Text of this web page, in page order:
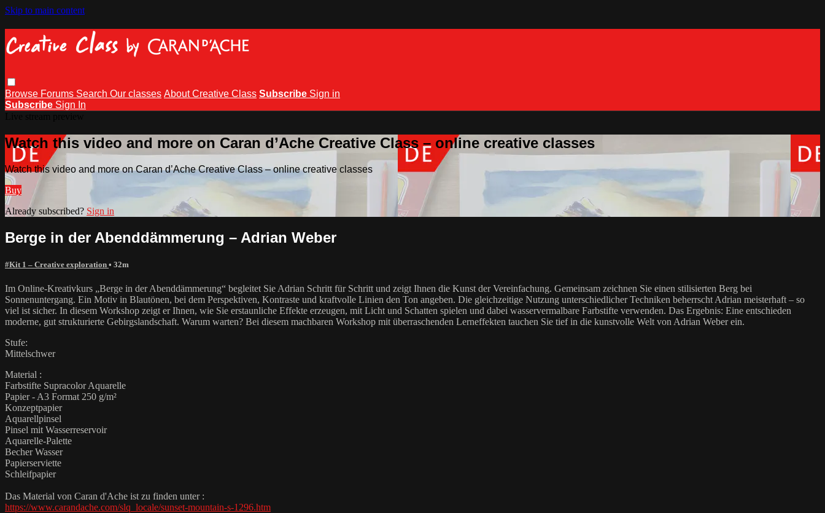
Skip to main content
Browse Forums Search Our classes About Creative Class Subscribe Sign in
Subscribe Sign In
Watch this video and more on Caran d’Ache Creative Class – online creative classes
Watch this video and more on Caran d’Ache Creative Class – online creative classes
Buy
Already subscribed? Sign in
Berge in der Abenddämmerung – Adrian Weber
#Kit 1 – Creative exploration • 32m
Im Online-Kreativkurs „Berge in der Abenddämmerung“ begleitet Sie Adrian Schritt für Schritt und zeigt Ihnen die Kunst der Vereinfachung. Gemeinsam zeichnen Sie einen stilisierten Berg bei
Sonnenuntergang. Ein Motiv in Blautönen, bei dem Perspektiven, Kontraste und kraftvolle Linien den Ton angeben. Die gleichzeitige Nutzung unterschiedlicher Techniken beherrscht Adrian meisterhaft – so
viel ist sicher. In diesem Workshop zeigt er Ihnen, wie Sie erstaunliche Effekte erzeugen, mit Licht und Schatten spielen und dabei wasservermalbare Farbstifte verwenden. Das Ergebnis: Eine entschieden
moderne, gut strukturierte Gebirgslandschaft. Warum warten? Bei diesem machbaren Workshop mit überraschenden Lerneffekten tauchen Sie tief in die kunstvolle Welt von Adrian Weber ein.
Stufe:
Mittelschwer
Material :
Farbstifte Supracolor Aquarelle
Papier - A3 Format 250 g/m²
Konzeptpapier
Aquarellpinsel
Pinsel mit Wasserreservoir
Aquarelle-Palette
Becher Wasser
Papierserviette
Schleifpapier
Das Material von Caran d'Ache ist zu finden unter :
https://www.carandache.com/slq_locale/sunset-mountain-s-1296.htm